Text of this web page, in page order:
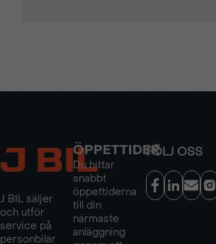
J BIL säljer
och utför
service på
personbilar
ÖPPETTIDER
Du hittar
snabbt
öppettiderna
till din
närmaste
anläggning
FÖLJ OSS